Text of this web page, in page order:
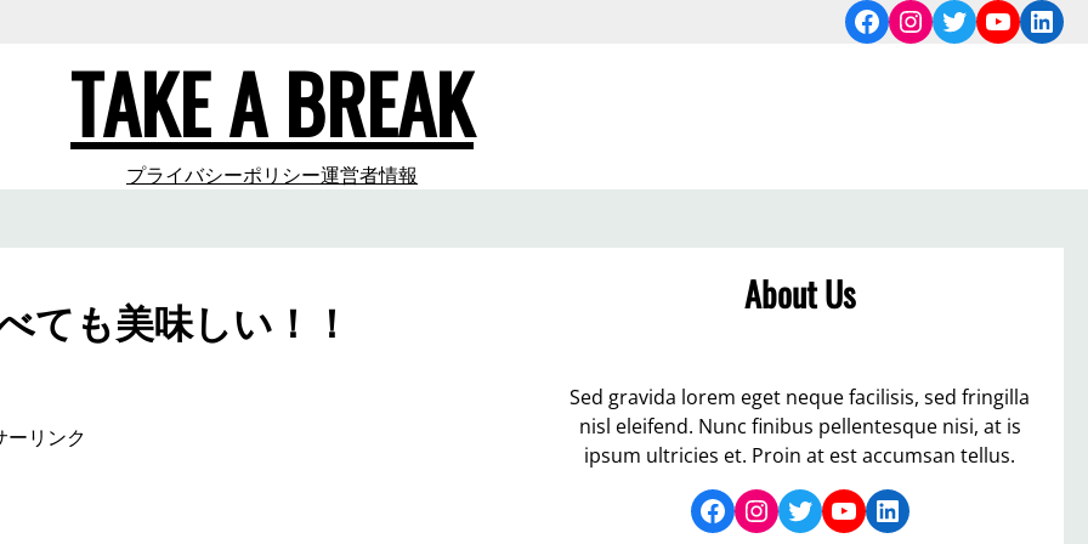
Facebook
Instagram
Twitter
TAKE A BREAK
プライバシーポリシー運営者情報
も美味しい！！
ーリンク
About Us
Sed gravida lorem eget neque facilisis, sed fringilla
nisl eleifend. Nunc finibus pellentesque nisi, at is
ipsum ultricies et. Proin at est accumsan tellus.
Facebook Instagram Twitter YouTube LinkedIn